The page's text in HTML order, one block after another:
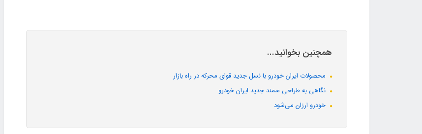
همچنین بخوانید...
محصولات ایران خودرو با نسل جدید قوای محرکه در راه بازار
نگاهی به طراحی سمند جدید ایران خودرو
خودرو ارزان می‌شود